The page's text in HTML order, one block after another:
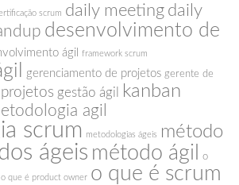
scrum daily meeting daily
desenvolvimento de
ágil framework scrum
gerenciamento de projetos gerente de
gestão ágil kanban
agil
scrum metodologias ágeis
método
ágeis método ágil
o
o que é product owner o que é scrum